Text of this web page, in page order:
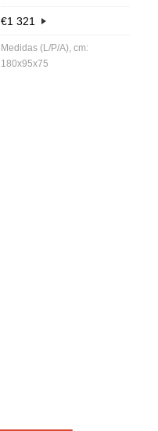
€1 321
Medidas (L/P/A), cm:
180x95x75